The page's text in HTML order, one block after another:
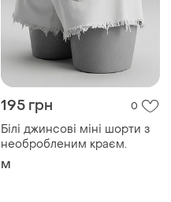
195 грн 0
Білі джинсові міні шорти з
необробленим краєм.
M